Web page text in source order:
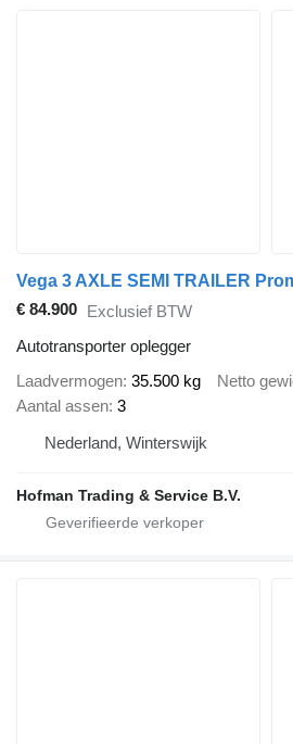
Vega 3 AXLE SEMI TRAILER
€ 84.900 Exclusief BTW
Autotransporter oplegger
Laadvermogen 35.500 kg Netto
Aantal assen 3
Nederland, Winterswijk
Hofman Trading & Service B.V.